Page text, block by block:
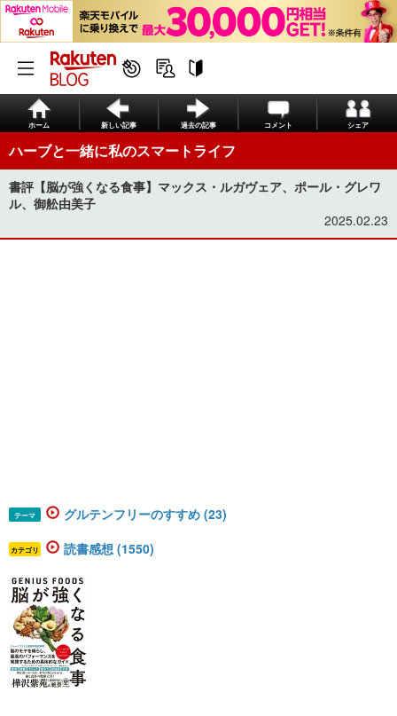
ホーム 新しい記事 過去の記事 コメント シェア
ハーブと一緒に私のスマートライフ
書評【脳が強くなる食事】マックス・ルガヴェア、ポール・グレワ
ル、御舩由美子
2025.02.23
テーマ グルテンフリーのすすめ (23)
カテゴリ 読書感想 (1550)